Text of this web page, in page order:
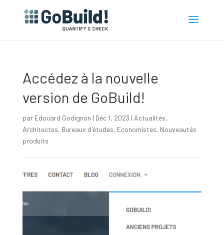
Accédez à la nouvelle
version de GoBuild!
par Edouard Godignon | Déc 1, 2023 | Actualités,
Architectes, Bureaux d'études, Economistes, Nouveautés
produits